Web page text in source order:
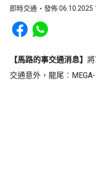
即時交通 發佈 06.10.2025
Share to Facebook
Share to WhatsApp
【馬路的事交通消息】
交通意外，龍尾︰MEGA-